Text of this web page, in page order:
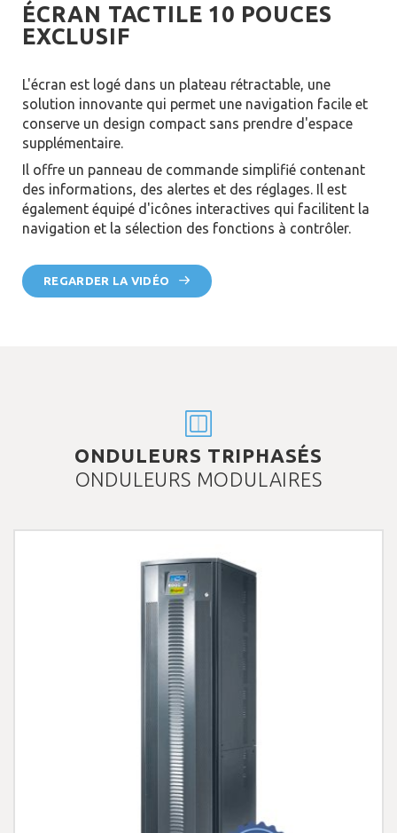
ÉCRAN TACTILE 10 POUCES
EXCLUSIF
L'écran est logé dans un plateau rétractable, une
solution innovante qui permet une navigation facile et
conserve un design compact sans prendre d'espace
supplémentaire.
Il offre un panneau de commande simplifié contenant
des informations, des alertes et des réglages. Il est
également équipé d'icônes interactives qui facilitent la
navigation et la sélection des fonctions à contrôler.
REGARDER LA VIDÉO
ONDULEURS TRIPHASÉS
ONDULEURS MODULAIRES